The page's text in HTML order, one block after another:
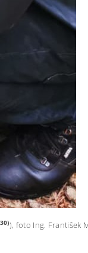
), foto Ing. František